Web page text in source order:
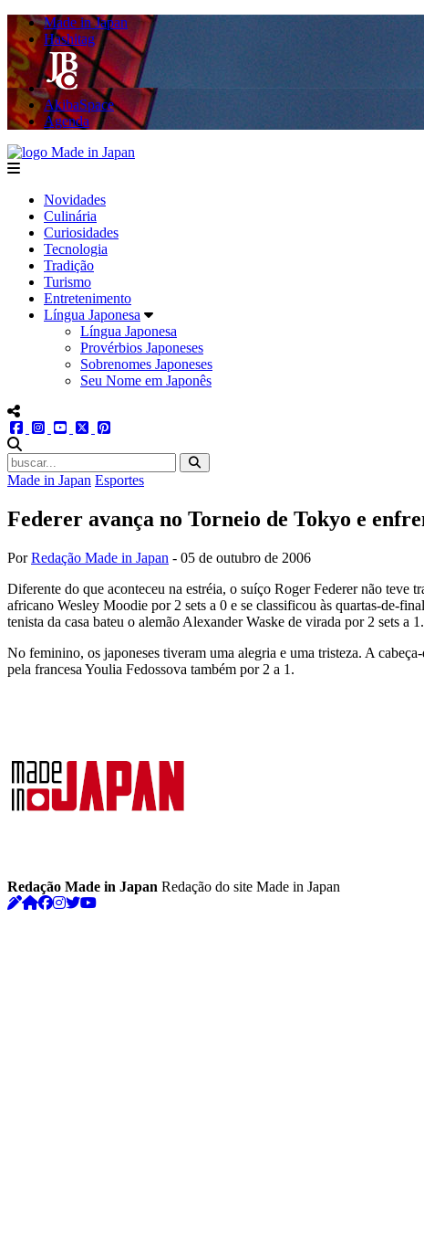
Made in Japan
Hashitag
AkibaSpace
Agenda
menu
Novidades
Culinária
Curiosidades
Tecnologia
Tradição
Turismo
Entretenimento
Língua Japonesa
Língua Japonesa
Provérbios Japoneses
Sobrenomes Japoneses
Seu Nome em Japonês
menu redes social
facebookinstagram
youtube
twitter
Made in Japan Esportes
Federer avança no Torneio de Tokyo e
PorRedação Made in Japan - 05 de outubro de 2006
Diferente do que aconteceu na estréia, o suíço Roger Federer não teve
africano Wesley Moodie por 2 sets a 0 e se classificou às quartas-de-
tenista da casa bateu o alemão Alexander Waske de virada por 2 sets a 1.
No feminino, os japoneses tiveram uma alegria e uma tristeza. A
pela francesa Youlia Fedossova também por 2 a 1.
Redação Made in Japan Redação do site Made in Japan